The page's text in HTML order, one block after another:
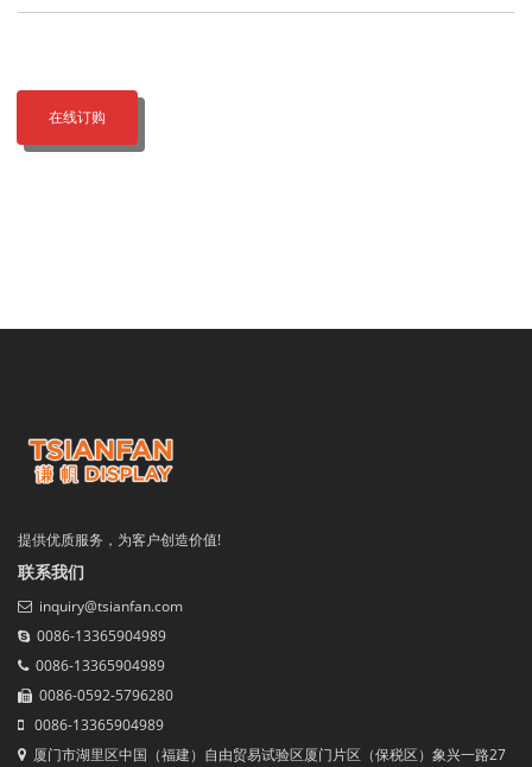
在线订购
提供优质服务，为客户创造价值!
联系我们
inquiry@tsianfan.com
0086-13365904989
0086-13365904989
0086-0592-5796280
0086-13365904989
厦门市湖里区中国（福建）自由贸易试验区厦门片区（保税区）象兴一路27